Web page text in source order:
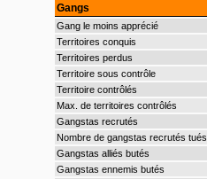
Gangs
Gang le moins apprécié
Territoires conquis
Territoires perdus
Territoire sous contrôle
Territoire contrôlés
Max. de territoires contrôlés
Gangstas recrutés
Nombre de gangstas recrutés tués
Gangstas alliés butés
Gangstas ennemis butés